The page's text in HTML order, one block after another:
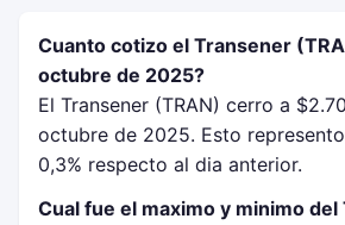
Cuanto cotizo el Transener
octubre de 2025?
El Transener (TRAN) cerro a
octubre de 2025. Esto
0,3% respecto al dia anterior.
Cual fue el maximo y minimo